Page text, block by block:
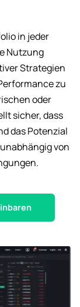
in jeder
Nutzung
Strategien
zu
oder
sicher, dass
das Potenzial
von